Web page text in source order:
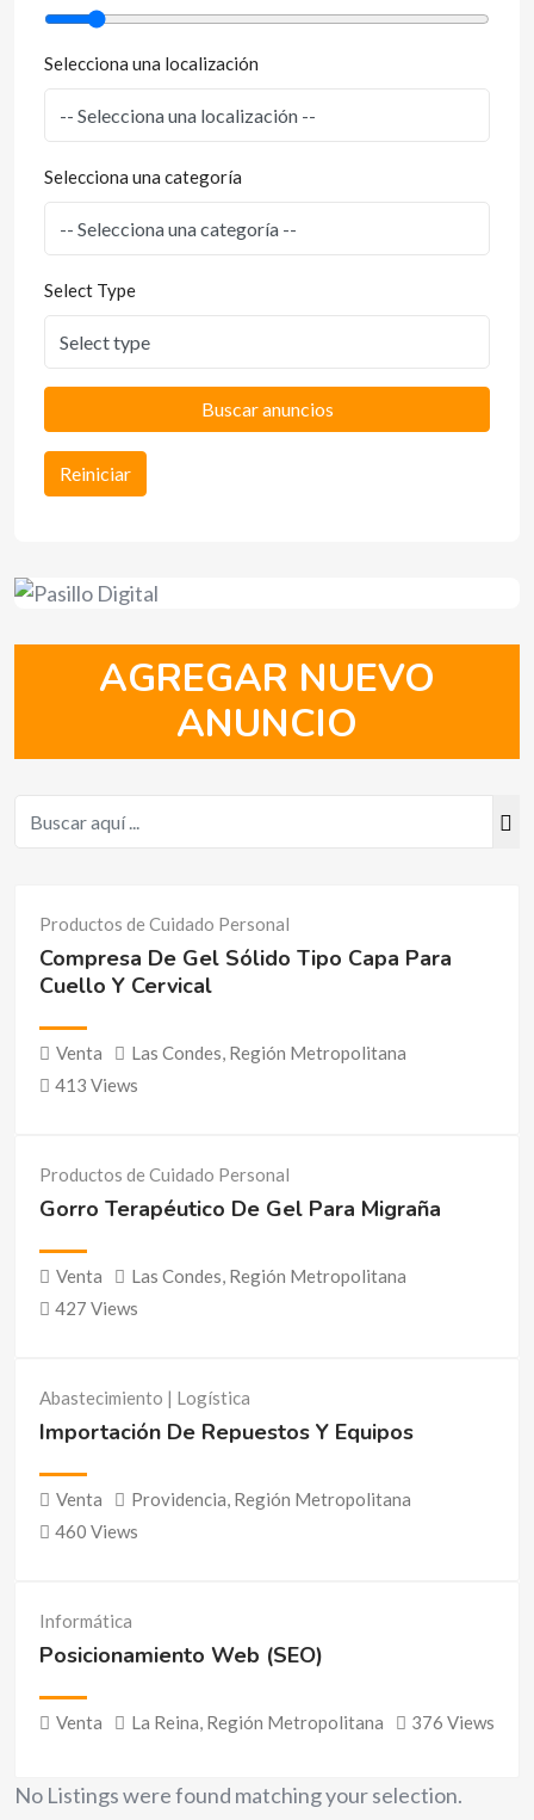
No Listings were found matching your selection.
Selecciona una localización
Selecciona una categoría
Select Type
Buscar anuncios
Reiniciar
AGREGAR NUEVO
ANUNCIO
Productos de Cuidado Personal
Compresa De Gel Sólido Tipo Capa Para
Cuello Y Cervical
Venta Las Condes, Región Metropolitana
413 Views
Productos de Cuidado Personal
Gorro Terapéutico De Gel Para Migraña
Venta Las Condes, Región Metropolitana
427 Views
Abastecimiento | Logística
Importación De Repuestos Y Equipos
Venta Providencia, Región Metropolitana
460 Views
Informática
Posicionamiento Web (SEO)
Venta La Reina, Región Metropolitana 376 Views